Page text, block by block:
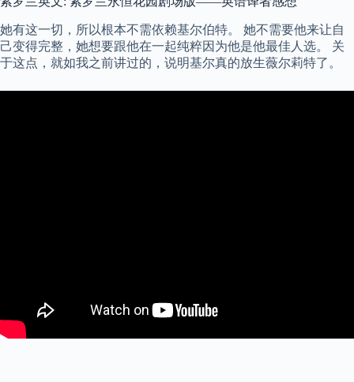
她有这一切，所以根本不需依赖基尔伯特。 她不需要他来让自
己变得完整，她想要跟他在一起纯粹因为他是他最佳人选。 关
于这点，就如我之前讲过的，说明基尔真的放生薇尔莉特了。